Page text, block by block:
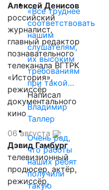
«Все труднее
соответствовать
нашим
слушателям,
их высоким
требованиям
при такой…
Написал
Владимир
Таллер
Очень рад,
что работы
наших ребят
получили
такую
Алексей Денисов
российский
журналист,
главный редактор
познавательного
телеканала ВГТРК
«История»,
режиссёр
документального
кино
06 августа
Дэвид Гамбург
телевизионный
продюсер, актёр,
режиссёр,